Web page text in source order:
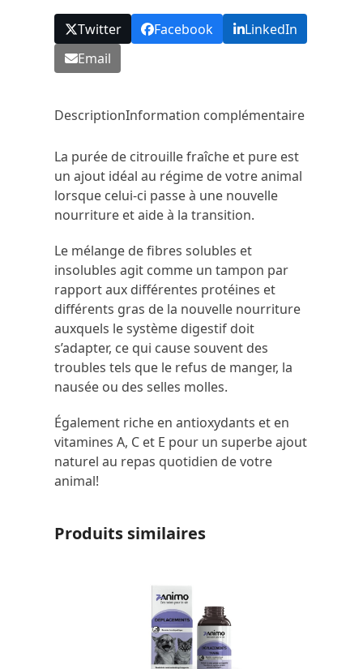
Twitter Facebook
LinkedIn
Email
DescriptionInformation complémentaire
La purée de citrouille fraîche et pure est
un ajout idéal au régime de votre animal
lorsque celui-ci passe à une nouvelle
nourriture et aide à la transition.
Le mélange de fibres solubles et
insolubles agit comme un tampon par
rapport aux différentes protéines et
différents gras de la nouvelle nourriture
auxquels le système digestif doit
s’adapter, ce qui cause souvent des
troubles tels que le refus de manger, la
nausée ou des selles molles.
Également riche en antioxydants et en
vitamines A, C et E pour un superbe ajout
naturel au repas quotidien de votre
animal!
Produits similaires